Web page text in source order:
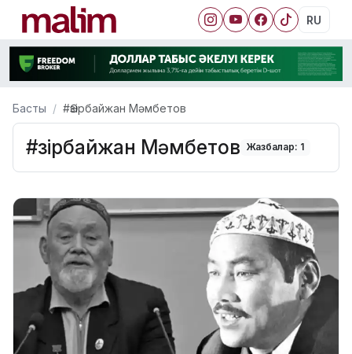
RU
Басты #Әзірбайжан Мәмбетов
#Әзірбайжан Мәмбетов Жазбалар: 1